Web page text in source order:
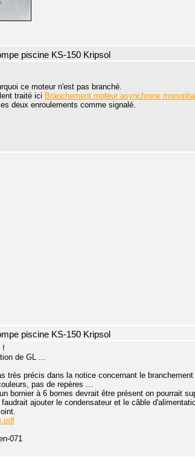
piscine KS-150 Kripsol
ce moteur n'est pas branché.
traité ici Branchement moteur asynchrone
deux enroulements comme signalé.
piscine KS-150 Kripsol
!
de GL ...
très précis dans la notice concernant le
pas de repères ...
bornier à 6 bornes devrait être présent on pourrait
ajouter le condensateur et le câble
071